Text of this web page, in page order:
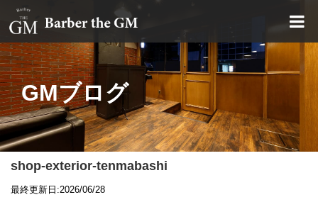
大阪・本町｜大人の散髪屋
GMブログ
shop-exterior-tenmabashi
最終更新日:2026/06/28